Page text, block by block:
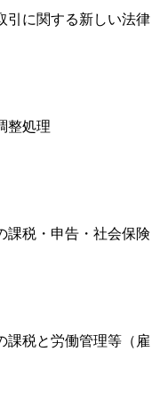
引に関する新しい法律
整処理
課税・申告・社会保険
課税と労働管理等（雇